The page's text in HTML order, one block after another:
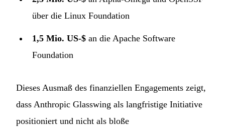
über die Linux Foundation
1,5 Mio. US-$ an die Apache Software
Foundation
Dieses Ausmaß des finanziellen Engagements zeigt,
dass Anthropic Glasswing als langfristige Initiative
positioniert und nicht als bloße